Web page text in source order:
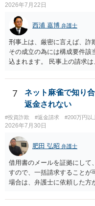
物に記名していない）のよう
思います。 この場合は，過
刑事的処罰を求めることは
か】 刑事ではなく民事の場
となります。 不法行為に基づ
失も対象となります。 した
す。 ただし，間違えた方が
2026年7月22日
西浦 嘉博 弁護士
刑事上は、厳密に言えば、詐
その成立の為には構成要件該
込まれます。 民事上の請求
い場合、最寄りの法律事務所
ください。
7
ネット麻雀で知り
返金されない
#投資詐欺 #返金請求 #200万円以
2026年7月30日
肥田 弘昭 弁護士
借用書のメールを証拠にして
すので、一括請求することが
場合は、弁護士に依頼した方
さい。